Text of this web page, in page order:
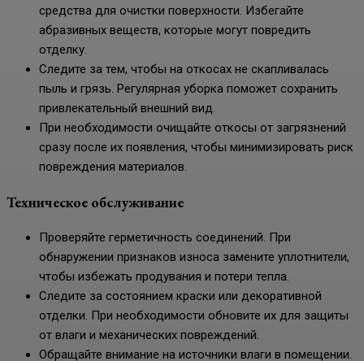
средства для очистки поверхности. Избегайте
абразивных веществ, которые могут повредить
отделку.
Следите за тем, чтобы на откосах не скапливалась
пыль и грязь. Регулярная уборка поможет сохранить
привлекательный внешний вид.
При необходимости очищайте откосы от загрязнений
сразу после их появления, чтобы минимизировать риск
повреждения материалов.
Техническое обслуживание
Проверяйте герметичность соединений. При
обнаружении признаков износа замените уплотнители,
чтобы избежать продувания и потери тепла.
Следите за состоянием краски или декоративной
отделки. При необходимости обновите их для защиты
от влаги и механических повреждений.
Обращайте внимание на источники влаги в помещении.